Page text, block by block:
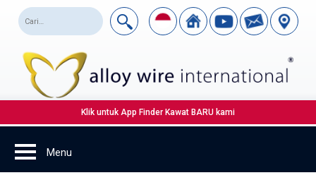
Klik untuk App Finder Kawat BARU kami